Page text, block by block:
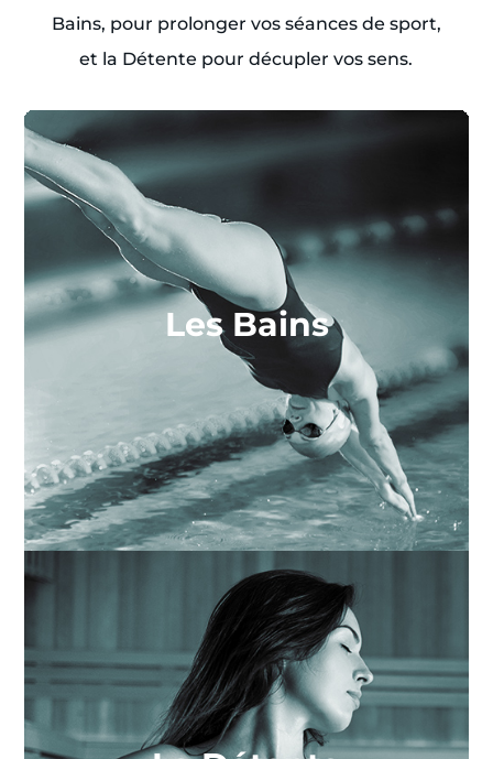
Bains, pour prolonger vos séances de sport,
et la Détente pour décupler vos sens.
Les Bains
Les bains
ÉCUMEZ LES BASSINS INFINIS